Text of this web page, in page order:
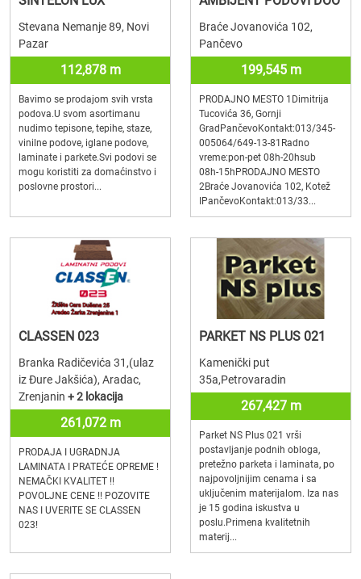
Stevana Nemanje 89, Novi
Pazar
112,878 m
Bavimo se prodajom svih vrsta
podova.U svom asortimanu
nudimo tepisone, tepihe, staze,
vinilne podove, iglane podove,
laminate i parkete.Svi podovi se
mogu koristiti za domaćinstvo i
poslovne prostori...
Braće Jovanovića 102,
Pančevo
199,545 m
PRODAJNO MESTO 1Dimitrija
Tucovića 36, Gornji
GradPančevoKontakt:013/345-
005064/649-13-81Radno
vreme:pon-pet 08h-20hsub
08h-15hPRODAJNO MESTO
2Braće Jovanovića 102, Kotež
IPančevoKontakt:013/33...
CLASSEN 023
Branka Radičevića 31,(ulaz
iz Đure Jakšića), Aradac,
Zrenjanin + 2 lokacija
261,072 m
PRODAJA I UGRADNJA
LAMINATA I PRATEĆE OPREME !
NEMAČKI KVALITET !!
POVOLJNE CENE !! POZOVITE
NAS I UVERITE SE CLASSEN
023!
PARKET NS PLUS 021
Kamenički put
35a,Petrovaradin
267,427 m
Parket NS Plus 021 vrši
postavljanje podnih obloga,
pretežno parketa i laminata, po
najpovoljnijim cenama i sa
uključenim materijalom. Iza nas
je 15 godina iskustva u
poslu.Primena kvalitetnih
materij...